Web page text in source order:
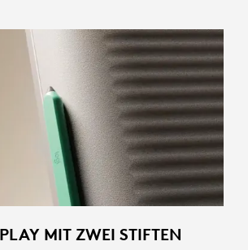
MIT ZWEI STIFTEN